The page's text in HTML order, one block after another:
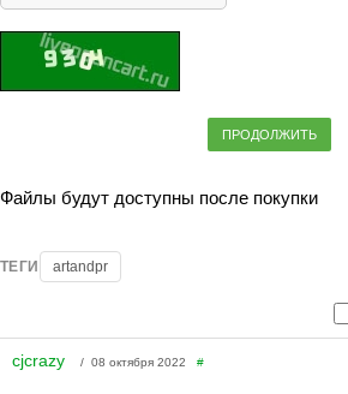
ПРОДОЛЖИТЬ
Файлы будут доступны после покупки
ТЕГИ artandpr
cjcrazy / 08 октября 2022 #